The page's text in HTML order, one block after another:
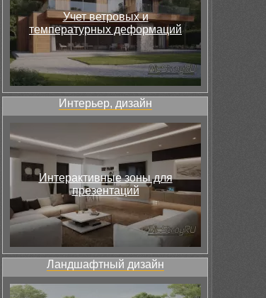
Учет ветровых и
температурных деформаций
Интерьер, дизайн
Интерактивные зоны для
презентаций
Ландшафтный дизайн